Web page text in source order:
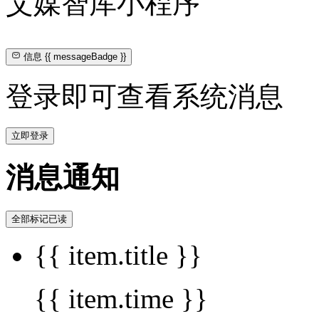
信息{{ messageBadge }}
登录即可查看系统消息
立即登录
消息通知
全部标记已读
{{ item.title }}
{{ item.time }}